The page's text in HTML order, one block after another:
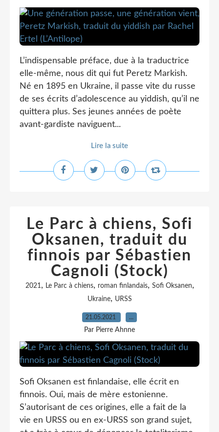
L’indispensable préface, due à la traductrice
elle-même, nous dit qui fut Peretz Markish.
Né en 1895 en Ukraine, il passe vite du russe
de ses écrits d’adolescence au yiddish, qu’il ne
quittera plus. Ses jeunes années de poète
avant-gardiste naviguent...
Lire la suite
Le Parc à chiens, Sofi
Oksanen, traduit du
finnois par Sébastien
Cagnoli (Stock)
2021, Le Parc à chiens, roman finlandais, Sofi Oksanen,
Ukraine, URSS
21.05.2021 …
Par Pierre Ahnne
Sofi Oksanen est finlandaise, elle écrit en
finnois. Oui, mais de mère estonienne.
S’autorisant de ces origines, elle a fait de la
vie en URSS ou en ex-URSS son grand sujet,